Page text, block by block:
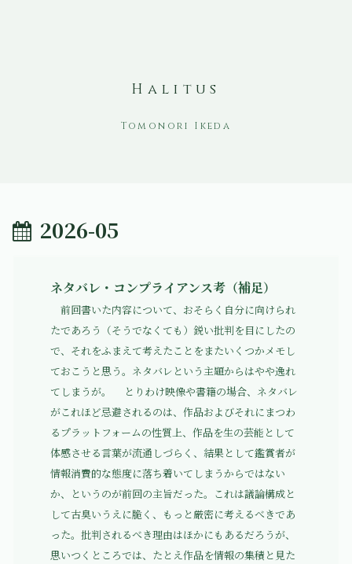
Halitus
2026-05
ネタバレ・コンプライアンス考（補足）
前回書いた内容について、おそらく自分に向けられ
たであろう（そうでなくても）鋭い批判を目にしたの
で、それをふまえて考えたことをまたいくつかメモし
ておこうと思う。ネタバレという主題からはやや逸れ
てしまうが。 とりわけ映像や書籍の場合、ネタバレ
がこれほど忌避されるのは、作品およびそれにまつわ
るプラットフォームの性質上、作品を生の芸能として
体感させる言葉が流通しづらく、結果として鑑賞者が
情報消費的な態度に落ち着いてしまうからではない
か、というのが前回の主旨だった。これは議論構成と
して古臭いうえに脆く、もっと厳密に考えるべきであ
った。批判されるべき理由はほかにもあるだろうが、
思いつくところでは、たとえ作品を情報の集積と見た